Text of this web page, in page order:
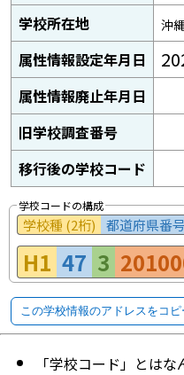
学校所在地 沖
属性情報設定年月日
属性情報廃止年月日
旧学校調査番号
移行後の学校コード
学校コードの構成
学校種 (2桁) 都道府県番
H1 47 3
この学校情報のアドレスをコピ
「学校コード」とはな